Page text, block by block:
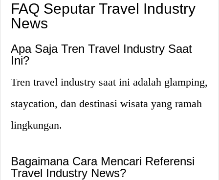
FAQ Seputar Travel Industry
News
Apa Saja Tren Travel Industry Saat
Ini?
Tren travel industry saat ini adalah glamping,
staycation, dan destinasi wisata yang ramah
lingkungan.
Bagaimana Cara Mencari Referensi
Travel Industry News?